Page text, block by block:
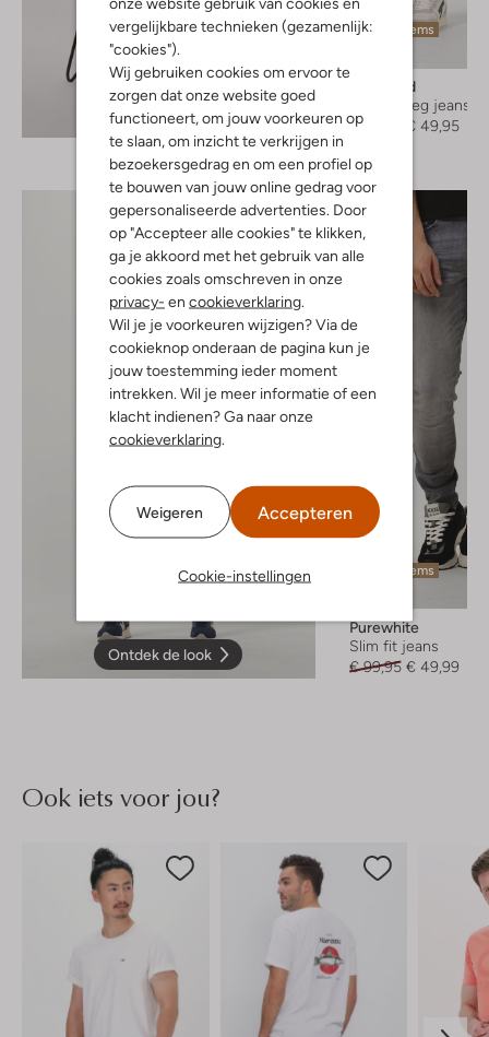
vergelijkbare technieken (gezamenlijk:
"cookies").
Wij gebruiken cookies om ervoor te
zorgen dat onze website goed
functioneert, om jouw voorkeuren op
te slaan, om inzicht te verkrijgen in
bezoekersgedrag en om een profiel op
te bouwen van jouw online gedrag voor
gepersonaliseerde advertenties. Door
op "Accepteer alle cookies" te klikken,
ga je akkoord met het gebruik van alle
cookies zoals omschreven in onze
privacy- en cookieverklaring.
Wil je je voorkeuren wijzigen? Via de
cookieknop onderaan de pagina kun je
jouw toestemming ieder moment
intrekken. Wil je meer informatie of een
klacht indienen? Ga naar onze
cookieverklaring.
Weigeren Accepteren
Cookie-instellingen
Ontdek de look
Laatste items
Woodbird
Straight leg jeans
€ 99,95
€ 49,95
Ontdek de look
Laatste items
Purewhite
Slim fit jeans
€ 99,95 € 49,99
Ook iets voor jou?